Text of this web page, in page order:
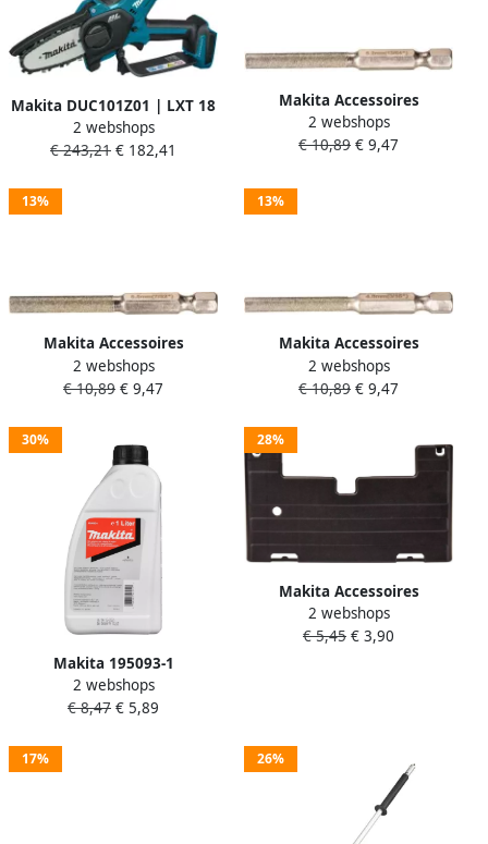
Makita DUC101Z01 | LXT 18
V Snoeizaag 10 cm | Zonder
accu en lader DUC101Z01
2 webshops
€ 243,21 € 182,41
Makita Accessoires
Kettingzaagvijlbit rond 1
4x5.2mm D-73776
2 webshops
€ 10,89 € 9,47
13%
Makita Accessoires
Kettingzaagvijlbit rond 1
4x5.5mm D-73782
2 webshops
€ 10,89 € 9,47
13%
Makita Accessoires
Kettingzaagvijlbit rond 1
4x4.8mm D-73760
2 webshops
€ 10,89 € 9,47
30%
Makita 195093-1
Kettingzaagolie biotop 1ltr
| Mtools
2 webshops
€ 8,47 € 5,89
28%
Makita Accessoires
Beschermzool
diamantsnijder 196943-3
2 webshops
€ 5,45 € 3,90
17% 26%